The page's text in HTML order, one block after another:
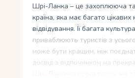
Шрі-Ланка – це захоплююча
країна, яка має багато цікавих
відвідування. Її багата
приваблюють туристів з
може бути кращим, ніж
досвід з відпочинком на